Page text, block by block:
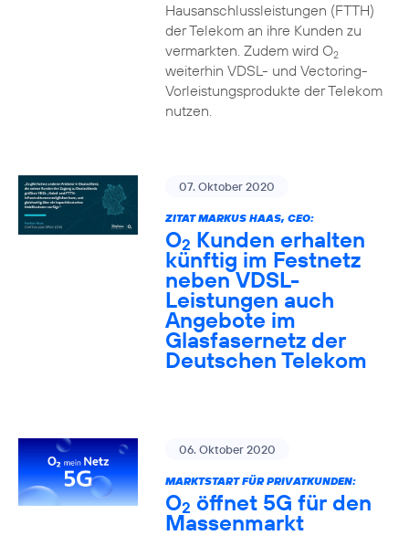
Hausanschlussleistungen (FTTH)
der Telekom an ihre Kunden zu
vermarkten. Zudem wird O2
weiterhin VDSL- und Vectoring-
Vorleistungsprodukte der Telekom
nutzen.
07. Oktober 2020
ZITAT MARKUS HAAS, CEO:
O2 Kunden erhalten
künftig im Festnetz
neben VDSL-
Leistungen auch
Angebote im
Glasfasernetz der
Deutschen Telekom
06. Oktober 2020
MARKTSTART FÜR PRIVATKUNDEN:
O2 öffnet 5G für den
Massenmarkt